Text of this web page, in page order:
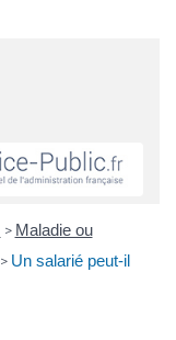
> Maladie ou
> Un salarié peut-il